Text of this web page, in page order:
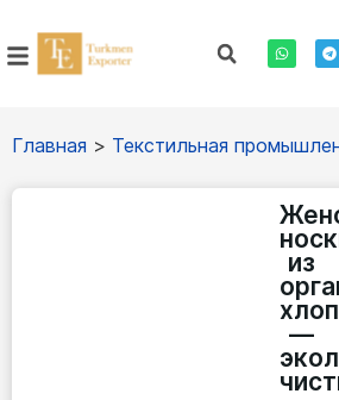
Главная > Текстильная
из
—